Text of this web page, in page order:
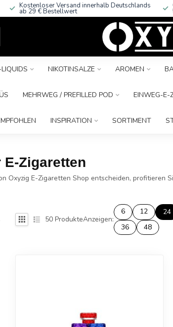
Kostenloser Versand innerhalb Deutschlands
ab 29 € Bestellwert
NIKOTINSALZE AROMEN
MEHRWEG / PREFILLED POD EINWEG-E-
INSPIRATION SORTIMENT
Zigaretten
Oxyzig E-Zigaretten Shop entscheiden, profitieren
50 ProdukteAnzeigen:
6 12
24
36
48